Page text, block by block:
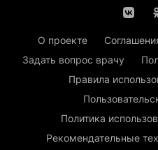
О проекте
Задать вопрос врачу
Правила
Политика
Рекомендательные